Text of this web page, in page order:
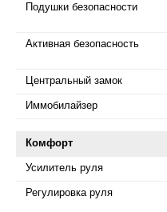
Подушки безопасности
Активная безопасность
Центральный замок
Иммобилайзер
Комфорт
Усилитель руля
Регулировка руля